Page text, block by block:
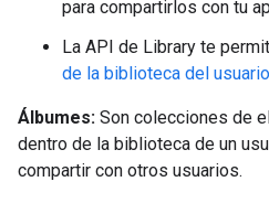
para compartirlos con tu
La API de Library te
de la biblioteca del usuario
Álbumes: Son colecciones de
dentro de la biblioteca de un
compartir con otros usuarios.